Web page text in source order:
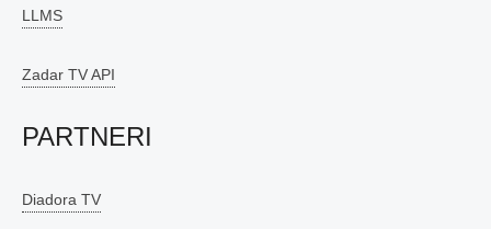
LLMS
Zadar TV API
PARTNERI
Diadora TV